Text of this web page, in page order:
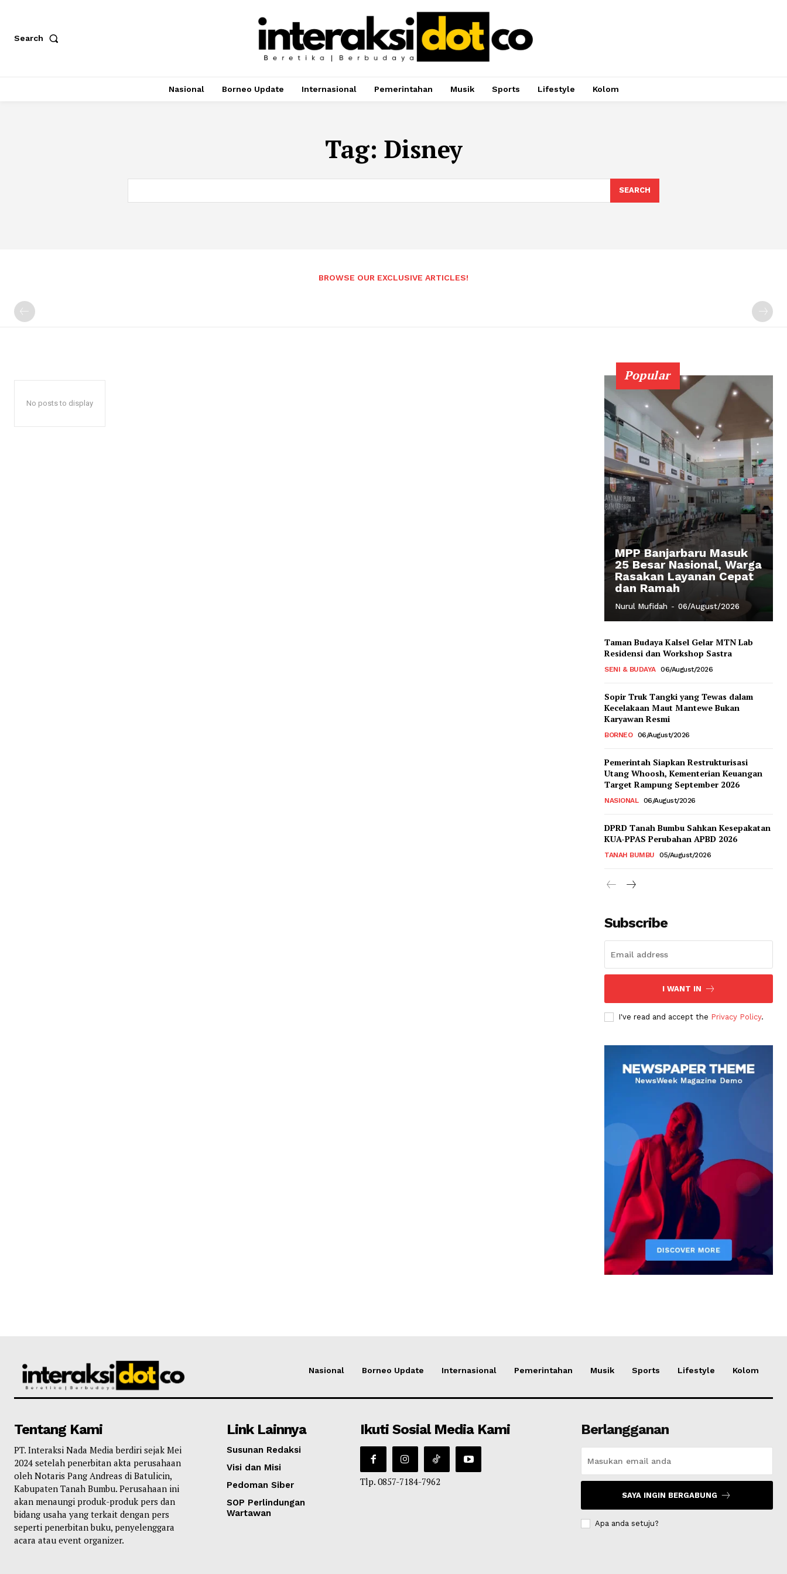
Search
Nasional Borneo Update Internasional Pemerintahan Musik Sports Lifestyle Kolom
Tag: Disney
SEARCH
BROWSE OUR EXCLUSIVE ARTICLES!
No posts to display
Popular
MPP Banjarbaru Masuk
25 Besar Nasional, Warga
Rasakan Layanan Cepat
dan Ramah
Nurul Mufidah - 06/August/2026
Taman Budaya Kalsel Gelar MTN Lab
Residensi dan Workshop Sastra
SENI & BUDAYA 06/August/2026
Sopir Truk Tangki yang Tewas dalam
Kecelakaan Maut Mantewe Bukan
Karyawan Resmi
BORNEO 06/August/2026
Pemerintah Siapkan Restrukturisasi
Utang Whoosh, Kementerian Keuangan
Target Rampung September 2026
NASIONAL 06/August/2026
DPRD Tanah Bumbu Sahkan Kesepakatan
KUA-PPAS Perubahan APBD 2026
TANAH BUMBU 05/August/2026
Subscribe
I WANT IN
I've read and accept the Privacy Policy.
Nasional Borneo Update Internasional Pemerintahan Musik Sports Lifestyle Kolom
Tentang Kami
PT. Interaksi Nada Media berdiri sejak Mei
2024 setelah penerbitan akta perusahaan
oleh Notaris Pang Andreas di Batulicin,
Kabupaten Tanah Bumbu. Perusahaan ini
akan menaungi produk-produk pers dan
bidang usaha yang terkait dengan pers
seperti penerbitan buku, penyelenggara
acara atau event organizer.
Link Lainnya
Susunan Redaksi
Visi dan Misi
Pedoman Siber
SOP Perlindungan
Wartawan
Ikuti Sosial Media Kami
Tlp. 0857-7184-7962
Berlangganan
SAYA INGIN BERGABUNG
Apa anda setuju?